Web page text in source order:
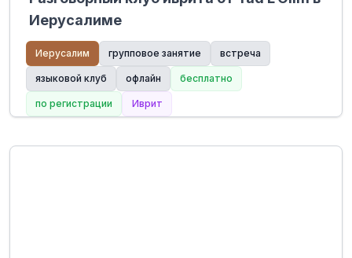
Иерусалиме
Иерусалим групповое занятие встреча
языковой клуб офлайн бесплатно
по регистрации Иврит